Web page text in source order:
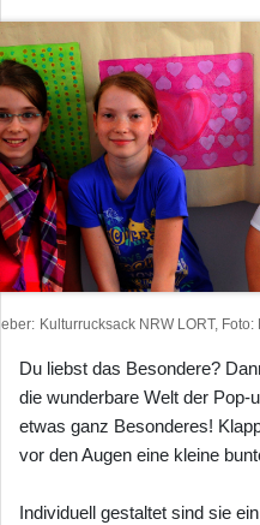
Kulturrucksack NRW LORT,
Du liebst das Besondere?
die wunderbare Welt der
etwas ganz Besonderes!
vor den Augen eine kleine
Individuell gestaltet sind sie